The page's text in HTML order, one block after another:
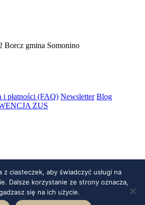
Borcz gmina Somonino
i płatności (FAQ) Newsletter Blog
ZUS
z ciasteczek, aby świadczyć usługi na
Dalsze korzystanie ze strony oznacza,
się na ich użycie.